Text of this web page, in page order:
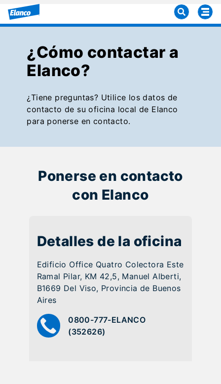
¿Cómo contactar a
Elanco?
¿Tiene preguntas? Utilice los datos de
contacto de su oficina local de Elanco
para ponerse en contacto.
Ponerse en contacto
con Elanco
Detalles de la oficina
Edificio Office Quatro Colectora Este
Ramal Pilar, KM 42,5, Manuel Alberti,
B1669 Del Viso, Provincia de Buenos
Aires
0800-777-ELANCO
(352626)